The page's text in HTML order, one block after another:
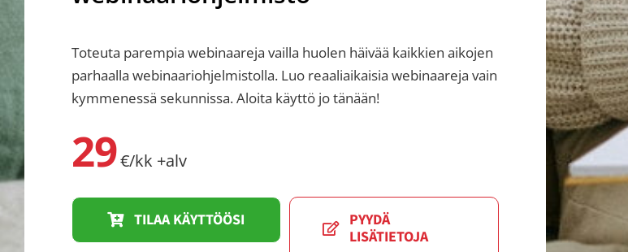
Toteuta parempia webinaareja vailla huolen häivää kaikkien aikojen
parhaalla webinaariohjelmistolla. Luo reaaliaikaisia webinaareja vain
kymmenessä sekunnissa. Aloita käyttö jo tänään!
29€/kk +alv
TILAA KÄYTTÖÖSI
PYYDÄ
LISÄTIETOJA